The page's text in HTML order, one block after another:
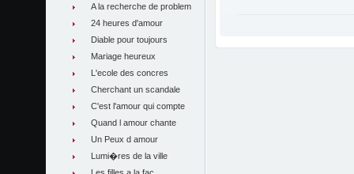
A la recherche de problem
24 heures d'amour
Diable pour toujours
Mariage heureux
L'ecole des concres
Cherchant un scandale
C'est l'amour qui compte
Quand l amour chante
Un Peux d amour
Lumi�res de la ville